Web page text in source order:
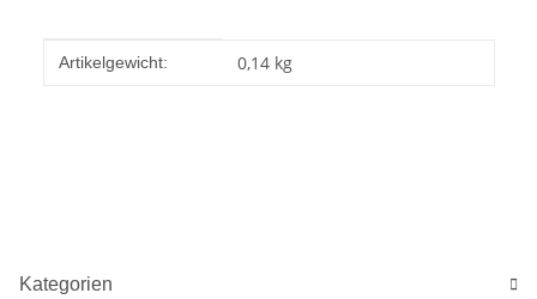
Produkteigenschaft
Wert
Artikelgewicht: 0,14 kg
Kategorien